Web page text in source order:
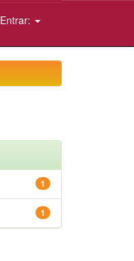
Entrar:
1
1